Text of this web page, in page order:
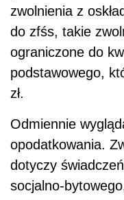
zwolnienia z
do zfśs, takie
ograniczone do
podstawowego,
zł.
Odmiennie
opodatkowania.
dotyczy
socjalno-